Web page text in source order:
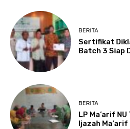
BERITA
Sertifikat
Batch 3 Siap
BERITA
LP Ma’arif
Ijazah